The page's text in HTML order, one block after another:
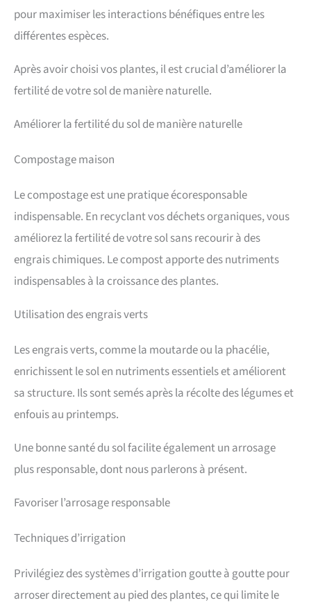
pour maximiser les interactions bénéfiques entre les
différentes espèces.
Après avoir choisi vos plantes, il est crucial d’améliorer la
fertilité de votre sol de manière naturelle.
Améliorer la fertilité du sol de manière naturelle
Compostage maison
Le compostage est une pratique écoresponsable
indispensable. En recyclant vos déchets organiques, vous
améliorez la fertilité de votre sol sans recourir à des
engrais chimiques. Le compost apporte des nutriments
indispensables à la croissance des plantes.
Utilisation des engrais verts
Les engrais verts, comme la moutarde ou la phacélie,
enrichissent le sol en nutriments essentiels et améliorent
sa structure. Ils sont semés après la récolte des légumes et
enfouis au printemps.
Une bonne santé du sol facilite également un arrosage
plus responsable, dont nous parlerons à présent.
Favoriser l’arrosage responsable
Techniques d’irrigation
Privilégiez des systèmes d’irrigation goutte à goutte pour
arroser directement au pied des plantes, ce qui limite le